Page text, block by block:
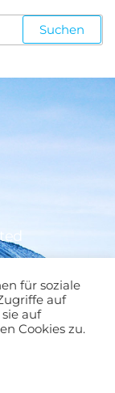
für soziale
auf
auf
Cookies zu.